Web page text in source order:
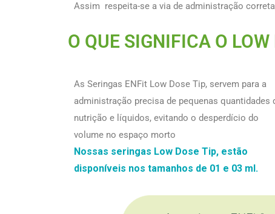
Assim respeita-se a via de administração
O QUE SIGNIFICA O LOW
As Seringas ENFit Low Dose Tip, servem para a
administração precisa de pequenas quantidades
nutrição e líquidos, evitando o desperdício do
volume no espaço morto
Nossas seringas Low Dose Tip, estão
disponíveis nos tamanhos de 01 e 03 ml.